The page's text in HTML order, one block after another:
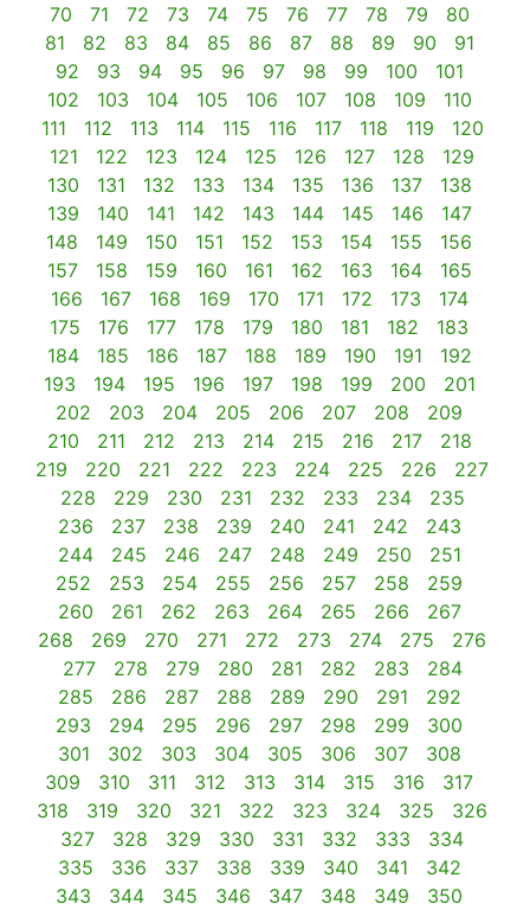
70
71 72 73 74 75 76 77 78 79
80
81
82 83 84 85 86 87 88 89 90
91
92
93 94 95 96 97 98 99 100
101
102
103 104 105 106 107 108 109
110
111
112 113 114 115 116 117 118 119
120
121
122 123 124 125 126 127 128
129
130
131 132 133 134 135 136 137
138
139
140 141 142 143 144 145 146
147
148
149 150 151 152 153 154 155
156
157
158 159 160 161 162 163 164
165
166
167 168 169 170 171 172 173
174
175
176 177 178 179 180 181 182
183
184
185 186 187 188 189 190 191
192
193
194 195 196 197 198 199 200
201
202
203 204 205 206 207 208
209
210
211 212 213 214 215 216 217
218
219
220 221 222 223 224 225 226
227
228
229 230 231 232 233 234
235
236
237 238 239 240 241 242
243
244
245 246 247 248 249 250
251
252
253 254 255 256 257 258
259
260
261 262 263 264 265 266
267
268
269 270 271 272 273 274 275
276
277
278 279 280 281 282 283
284
285
286 287 288 289 290 291
292
293
294 295 296 297 298 299
300
301
302 303 304 305 306 307
308
309
310 311 312 313 314 315 316
317
318
319 320 321 322 323 324 325
326
327
328 329 330 331 332 333
334
335
336 337 338 339 340 341
342
343
344 345 346 347 348 349
350